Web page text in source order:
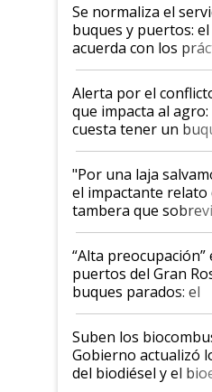
Se normaliza el
buques y puertos:
acuerda con los
suspende el decreto
desregulación
Alerta por el
que impacta al agro:
cuesta tener un
y el peligro de que
pase a ser "país sucio"
"Por una laja
el impactante relato
tambera que
tornado
“Alta preocupación”
puertos del Gran
buques parados: el
funcionamiento de
exportadoras en
la medida de fuerza
prácticos
Suben los
Gobierno actualizó
del biodiésel y el